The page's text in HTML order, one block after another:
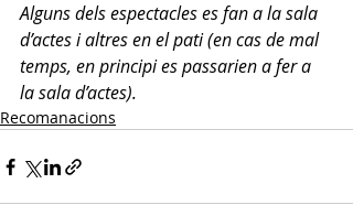
Alguns dels espectacles es fan a la sala
d’actes i altres en el pati (en cas de mal
temps, en principi es passarien a fer a
la sala d’actes).
Recomanacions